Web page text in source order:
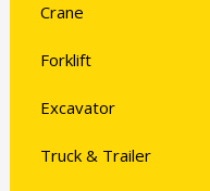
Crane
Forklift
Excavator
Truck & Trailer